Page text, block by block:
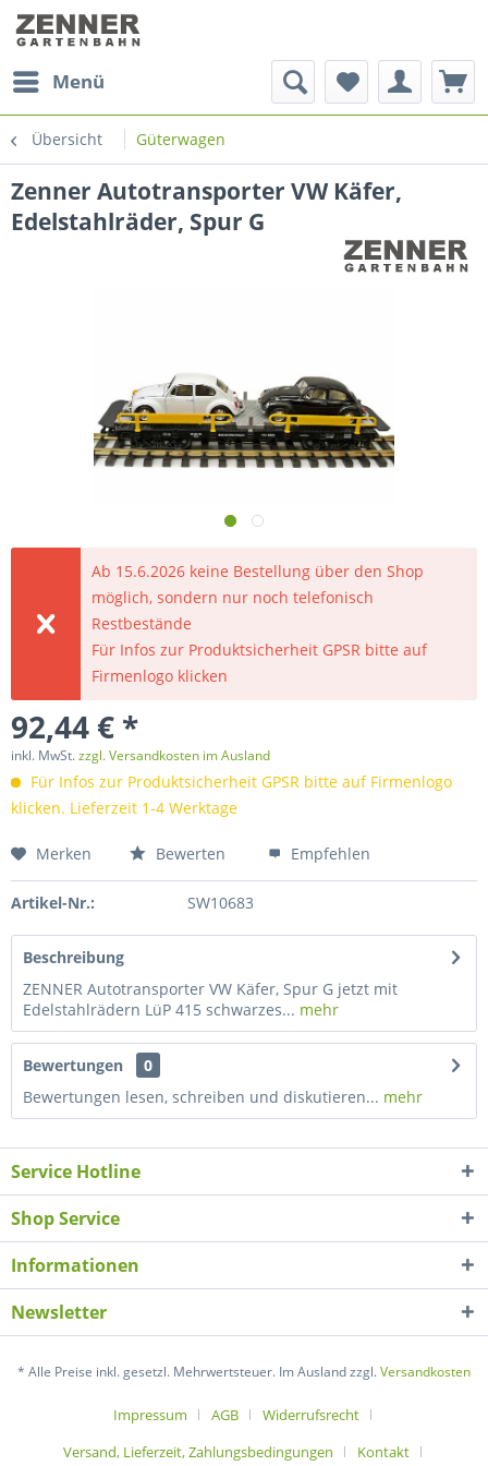
Menü
Übersicht Güterwagen
Zenner Autotransporter VW Käfer,
Edelstahlräder, Spur G
Ab 15.6.2026 keine Bestellung über den Shop
möglich, sondern nur noch telefonisch
Restbestände
Für Infos zur Produktsicherheit GPSR bitte auf
Firmenlogo klicken
92,44 € *
inkl. MwSt.zzgl. Versandkosten im Ausland
Für Infos zur Produktsicherheit GPSR bitte auf Firmenlogo
klicken. Lieferzeit 1-4 Werktage
Merken Bewerten Empfehlen
Artikel-Nr.: SW10683
Beschreibung
ZENNER Autotransporter VW Käfer, Spur G jetzt mit
Edelstahlrädern LüP 415 schwarzes... mehr
Bewertungen
0
Bewertungen lesen, schreiben und diskutieren... mehr
Service Hotline
Shop Service
Informationen
Newsletter
* Alle Preise inkl. gesetzl. Mehrwertsteuer. Im Ausland zzgl.Versandkosten
Impressum AGB
Widerrufsrecht
Versand, Lieferzeit, Zahlungsbedingungen
Kontakt